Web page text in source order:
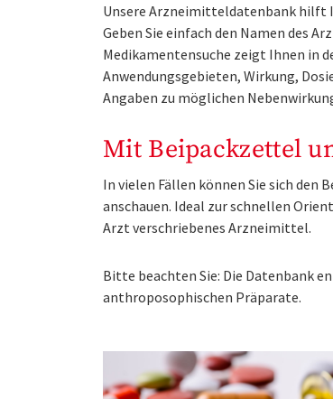
Unsere Arzneimitteldatenbank hilft
Geben Sie einfach den Namen des
Medikamentensuche zeigt Ihnen in
Anwendungsgebieten, Wirkung,
Angaben zu möglichen
Mit Beipackzettel
In vielen Fällen können Sie sich
anschauen. Ideal zur schnellen
Arzt verschriebenes Arzneimittel.
Bitte beachten Sie: Die Datenbank
anthroposophischen Präparate.